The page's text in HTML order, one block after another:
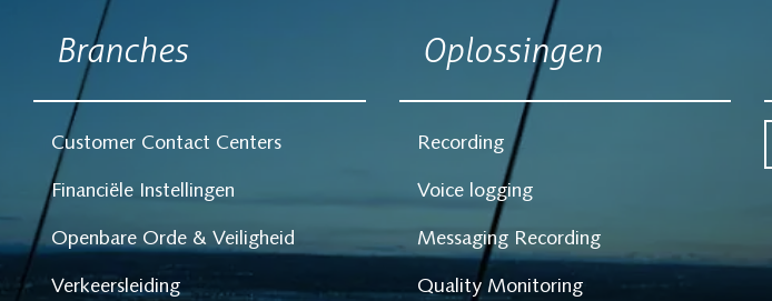
Oplossingen
Branches
Producten
Projecten
Branches
Customer Contact Centers
Financiële Instellingen
Openbare Orde & Veiligheid
Verkeersleiding
Oplossingen
Recording
Voice logging
Messaging Recording
Quality Monitoring